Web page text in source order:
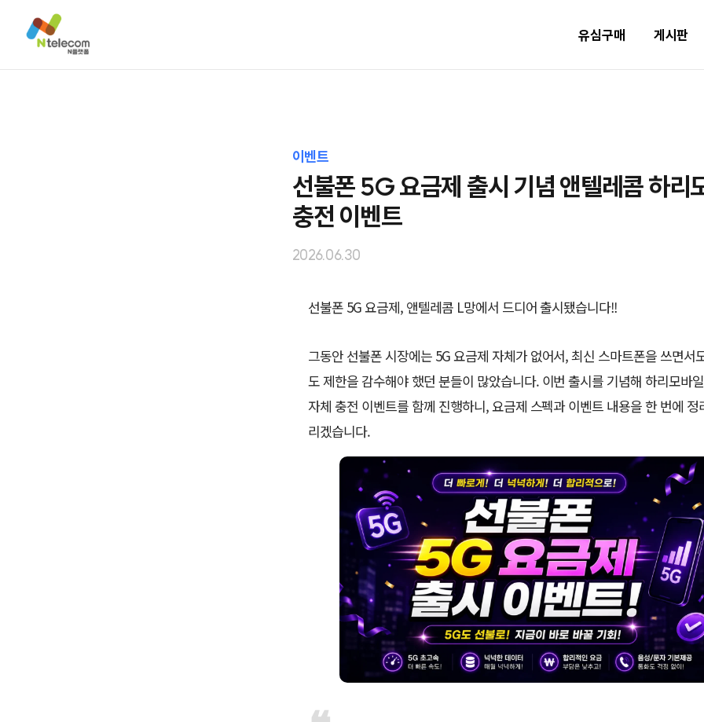
유심구매 게시판
이벤트
선불폰 5G 요금제 출시 기념 앤텔레콤 하리
충전 이벤트
2026.06.30
선불폰 5G 요금제, 앤텔레콤 L망에서 드디어 출시됐습니다!!
그동안 선불폰 시장에는 5G 요금제 자체가 없어서, 최신 스마트폰을 쓰면서
도 제한을 감수해야 했던 분들이 많았습니다. 이번 출시를 기념해 하리모바
자체 충전 이벤트를 함께 진행하니, 요금제 스펙과 이벤트 내용을 한 번에 정
리겠습니다.